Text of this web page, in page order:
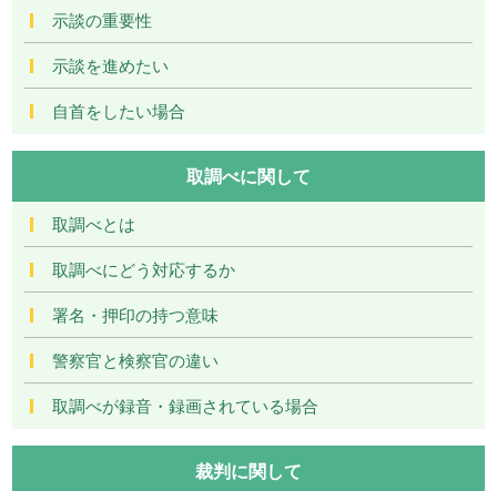
示談の重要性
示談を進めたい
自首をしたい場合
取調べに関して
取調べとは
取調べにどう対応するか
署名・押印の持つ意味
警察官と検察官の違い
取調べが録音・録画されている場合
裁判に関して